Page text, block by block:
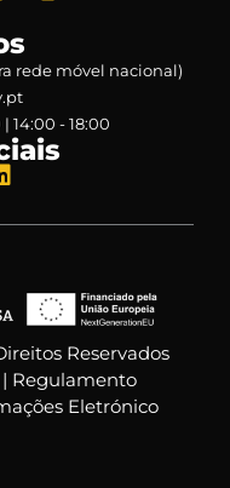
rede móvel nacional)
14:00 - 18:00
Reservados
Regulamento
Eletrónico